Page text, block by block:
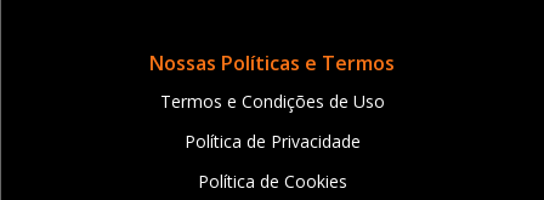
Nossas Políticas e Termos
Termos e Condições de Uso
Política de Privacidade
Política de Cookies